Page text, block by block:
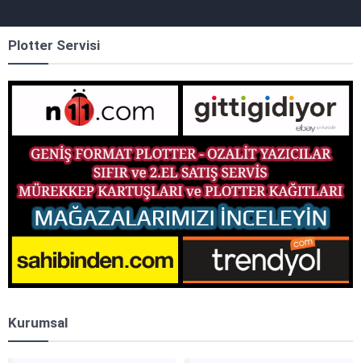
Plotter Servisi
Kurumsal